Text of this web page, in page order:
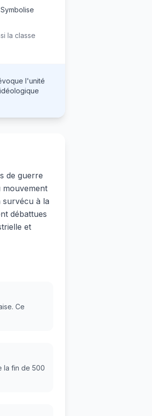
la classe
l'unité
de guerre
mouvement
survécu à la
débattues
et
Ce
la fin de 500